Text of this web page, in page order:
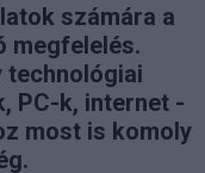
számára a
megfelelés.
technológiai
PC-k, internet -
most is komoly